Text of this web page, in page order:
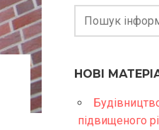
НОВІ
підвищеного